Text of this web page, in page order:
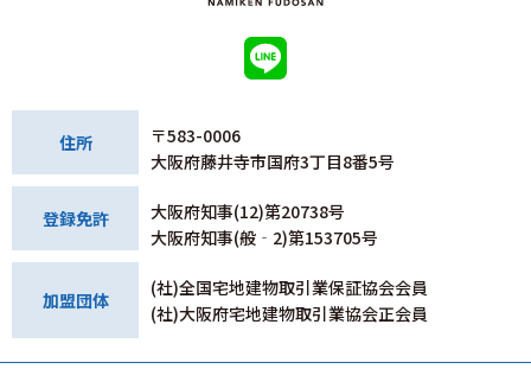
住所
〒583-0006
大阪府藤井寺市国府3丁目8番5号
登録免許
大阪府知事(12)第20738号
大阪府知事(般‐2)第153705号
加盟団体
(社)全国宅地建物取引業保証協会会員
(社)大阪府宅地建物取引業協会正会員